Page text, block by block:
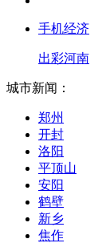
手机经济
出彩河南
城市新闻：
郑州
开封
洛阳
平顶山
安阳
鹤壁
新乡
焦作